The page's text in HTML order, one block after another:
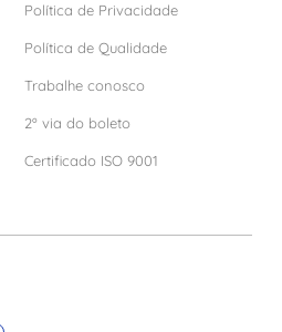
Política de Privacidade
Política de Qualidade
Trabalhe conosco
2º via do boleto
Certificado ISO 9001